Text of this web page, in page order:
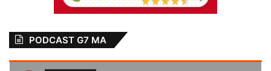
PODCAST G7 MA